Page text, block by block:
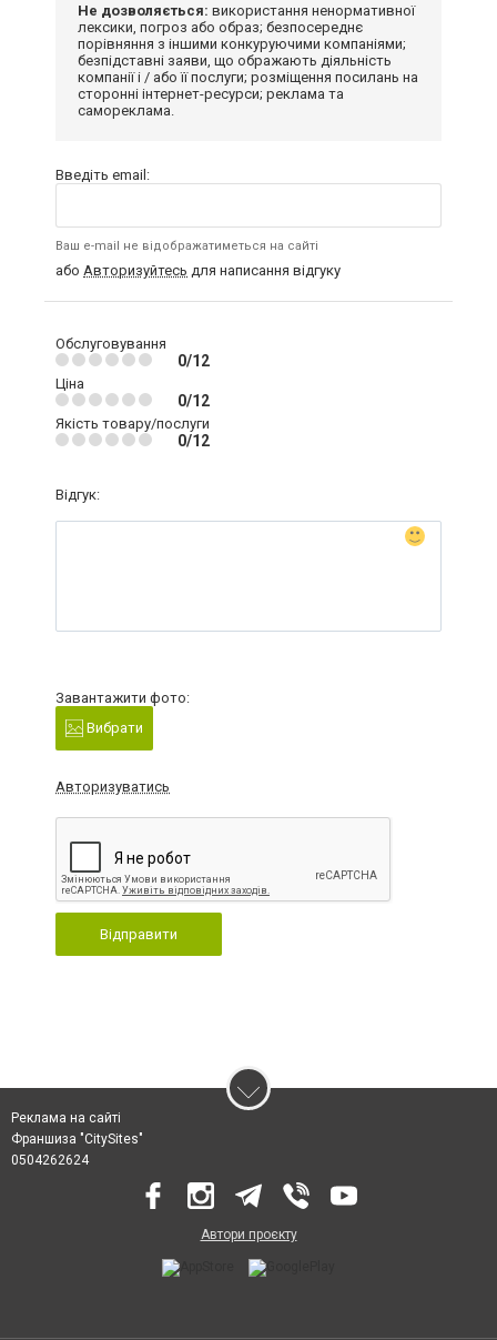
Не дозволяється: використання ненормативної
лексики, погроз або образ; безпосереднє
порівняння з іншими конкуруючими компаніями;
безпідставні заяви, що ображають діяльність
компанії і / або її послуги; розміщення посилань на
сторонні інтернет-ресурси; реклама та
самореклама.
Введіть email:
Ваш e-mail не відображатиметься на сайті
або Авторизуйтесь для написання відгуку
Обслуговування
0/12
Ціна
0/12
Якість товару/послуги
0/12
Відгук:
Завантажити фото:
Вибрати
Авторизуватись
Відправити
Реклама на сайті
Франшиза "CitySites"
0504262624
Автори проєкту